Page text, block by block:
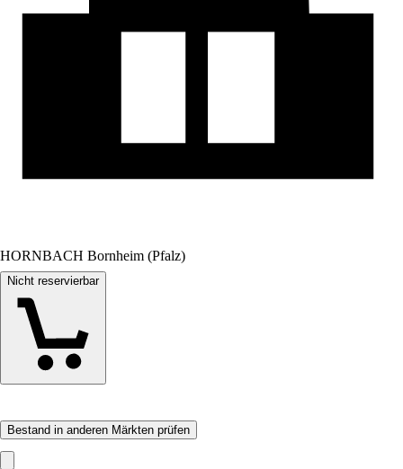
HORNBACH Bornheim (Pfalz)
Nicht reservierbar
Bestand in anderen Märkten prüfen